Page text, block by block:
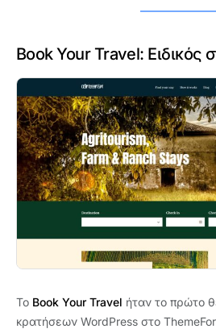
Book Your Travel: Ειδικός
Το Book Your Travel ήταν το πρώτο
κρατήσεων WordPress στο